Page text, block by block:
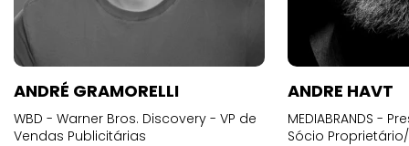
ANDRÉ GRAMORELLI
WBD - Warner Bros. Discovery - VP de
Vendas Publicitárias
ANDRE HAVT
MEDIABRANDS -
Sócio